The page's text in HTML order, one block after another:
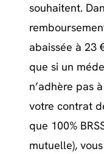
souhaitent.
abaissée à 23
que si un
n’adhère pas
votre contrat
que 100%
mutuelle),